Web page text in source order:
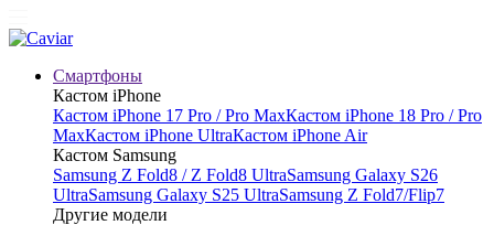
Смартфоны
Кастом iPhone
Кастом iPhone 17 Pro / Pro MaxКастом iPhone 18 Pro / Pro
MaxКастом iPhone UltraКастом iPhone Air
Кастом Samsung
Samsung Z Fold8 / Z Fold8 UltraSamsung Galaxy S26
UltraSamsung Galaxy S25 UltraSamsung Z Fold7/Flip7
Другие модели